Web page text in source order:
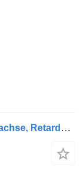
Mercedes-Benz Actros 2548 L 6x2, Liftachse, Retarder, Navi